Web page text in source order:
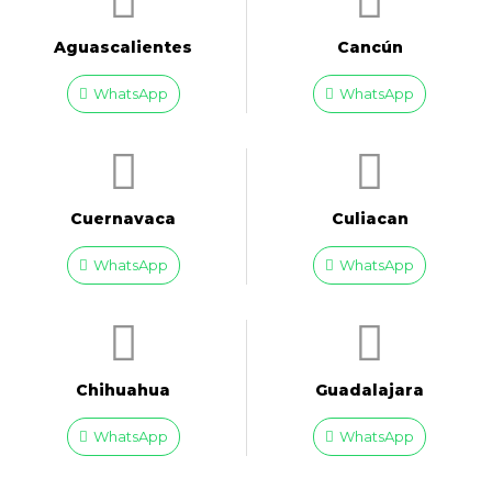
Aguascalientes
WhatsApp
Cancún
WhatsApp
Cuernavaca
WhatsApp
Culiacan
WhatsApp
Chihuahua
WhatsApp
Guadalajara
WhatsApp